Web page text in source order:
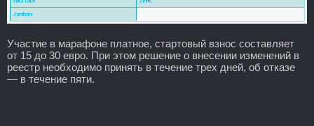
Участие в марафоне платное, стартовый взнос составляет
от 15 до 30 евро. При этом решение о внесении изменений в
реестр необходимо принять в течение трех дней, об отказе
— в течение пяти.